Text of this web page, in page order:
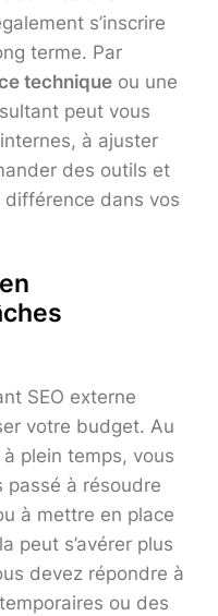
s’inscrire
terme. Par
technique ou une
peut vous
à ajuster
des outils et
dans vos
SEO externe
votre budget. Au
plein temps, vous
passé à résoudre
à mettre en place
peut s’avérer plus
devez répondre à
ou des